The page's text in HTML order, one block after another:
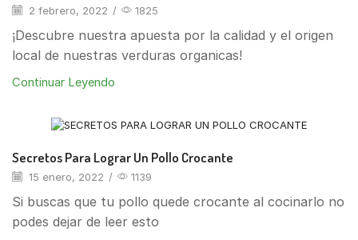
2 febrero, 2022 / 1825
¡Descubre nuestra apuesta por la calidad y el origen
local de nuestras verduras organicas!
Continuar Leyendo
Recetas
Secretos Para Lograr Un Pollo Crocante
15 enero, 2022 / 1139
Si buscas que tu pollo quede crocante al cocinarlo no
podes dejar de leer esto